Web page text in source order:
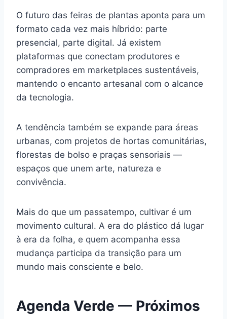
O futuro das feiras de plantas aponta para um
formato cada vez mais híbrido: parte
presencial, parte digital. Já existem
plataformas que conectam produtores e
compradores em marketplaces sustentáveis,
mantendo o encanto artesanal com o alcance
da tecnologia.
A tendência também se expande para áreas
urbanas, com projetos de hortas comunitárias,
florestas de bolso e praças sensoriais —
espaços que unem arte, natureza e
convivência.
Mais do que um passatempo, cultivar é um
movimento cultural. A era do plástico dá lugar
à era da folha, e quem acompanha essa
mudança participa da transição para um
mundo mais consciente e belo.
Agenda Verde — Próximos